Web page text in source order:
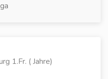
1.Fr. ( Jahre)